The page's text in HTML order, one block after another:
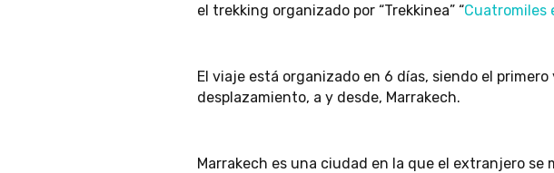
el trekking organizado por “Trekkinea” “Cuatromiles
El viaje está organizado en 6 días, siendo el
desplazamiento, a y desde, Marrakech.
Marrakech es una ciudad en la que el extranjero se